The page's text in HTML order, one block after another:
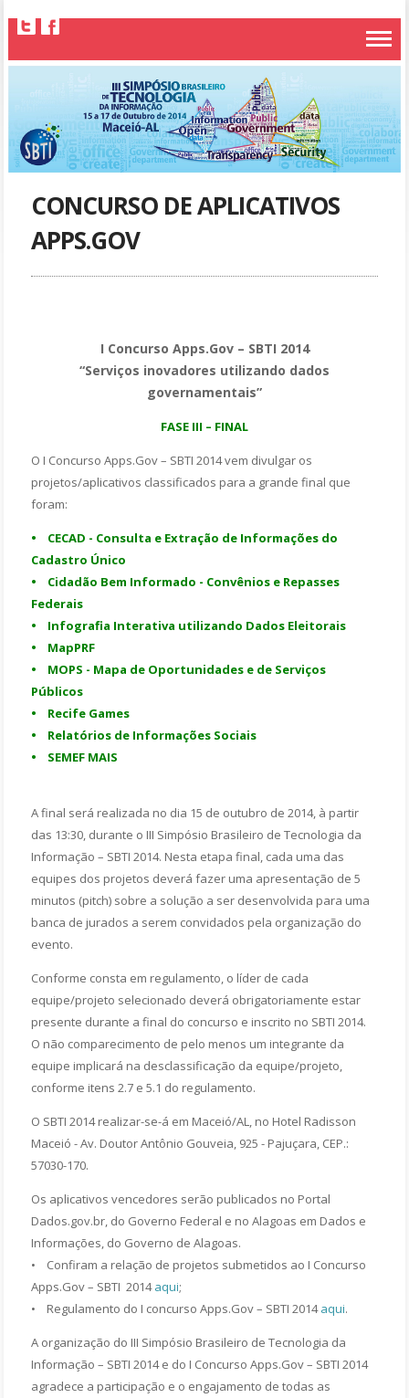
CONCURSO DE APLICATIVOS
APPS.GOV
I Concurso Apps.Gov – SBTI 2014
“Serviços inovadores utilizando dados
governamentais”
FASE III – FINAL
O I Concurso Apps.Gov – SBTI 2014 vem divulgar os
projetos/aplicativos classificados para a grande final que
foram:
• CECAD - Consulta e Extração de Informações do
Cadastro Único
• Cidadão Bem Informado - Convênios e Repasses
Federais
• Infografia Interativa utilizando Dados Eleitorais
• MapPRF
• MOPS - Mapa de Oportunidades e de Serviços
Públicos
• Recife Games
• Relatórios de Informações Sociais
• SEMEF MAIS
A final será realizada no dia 15 de outubro de 2014, à partir
das 13:30, durante o III Simpósio Brasileiro de Tecnologia da
Informação – SBTI 2014. Nesta etapa final, cada uma das
equipes dos projetos deverá fazer uma apresentação de 5
minutos (pitch) sobre a solução a ser desenvolvida para uma
banca de jurados a serem convidados pela organização do
evento.
Conforme consta em regulamento, o líder de cada
equipe/projeto selecionado deverá obrigatoriamente estar
presente durante a final do concurso e inscrito no SBTI 2014.
O não comparecimento de pelo menos um integrante da
equipe implicará na desclassificação da equipe/projeto,
conforme itens 2.7 e 5.1 do regulamento.
O SBTI 2014 realizar-se-á em Maceió/AL, no Hotel Radisson
Maceió - Av. Doutor Antônio Gouveia, 925 - Pajuçara, CEP.:
57030-170.
Os aplicativos vencedores serão publicados no Portal
Dados.gov.br, do Governo Federal e no Alagoas em Dados e
Informações, do Governo de Alagoas.
• Confiram a relação de projetos submetidos ao I Concurso
Apps.Gov – SBTI 2014aqui;
• Regulamento do I concurso Apps.Gov – SBTI 2014aqui.
A organização do III Simpósio Brasileiro de Tecnologia da
Informação – SBTI 2014 e do I Concurso Apps.Gov – SBTI 2014
agradece a participação e o engajamento de todas as